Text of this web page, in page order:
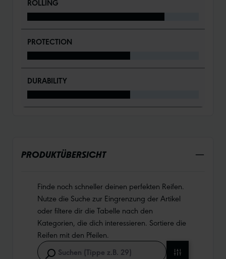
ROLLING
PROTECTION
DURABILITY
PRODUKTÜBERSICHT
Finde noch schneller deinen perfekten Reifen.
Nutze die Suche zur Eingrenzung der Artikel
oder filtere dir die Tabelle nach den
Kategorien, die dich interessieren. Sortiere die
Reifen mit den Pfeilen.